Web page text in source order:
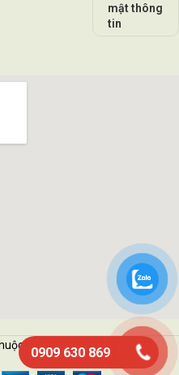
mật thông
tin
về Vattukimhai.com
0909 630 869